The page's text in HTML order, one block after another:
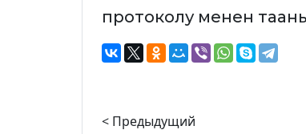
протоколу менен
< Предыдущий